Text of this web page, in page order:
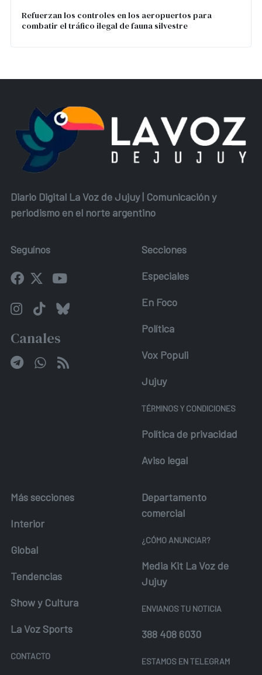
Refuerzan los controles en los aeropuertos para
combatir el tráfico ilegal de fauna silvestre
Diario Digital La Voz de Jujuy | Comunicación y
periodismo en el norte argentino
Seguínos
Canales
Secciones
Especiales
En Foco
Política
Vox Populi
Jujuy
TÉRMINOS Y CONDICIONES
Política de privacidad
Aviso legal
Más secciones
Interior
Global
Tendencias
Show y Cultura
La Voz Sports
CONTACTO
Departamento
comercial
¿CÓMO ANUNCIAR?
Media Kit La Voz de
Jujuy
ENVIANOS TU NOTICIA
388 408 6030
ESTAMOS EN TELEGRAM